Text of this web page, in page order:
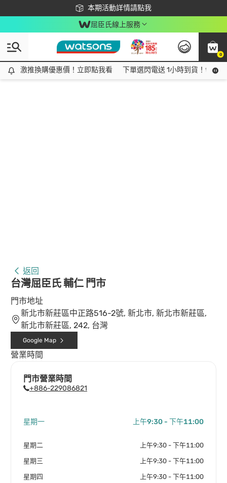
本期活動詳情請點我
下載app最高回饋$350
屈臣氏線上服務
0
激推換購優惠價！立即點我看
激推換購優惠價！立即點我看 下單選閃電送 1小時到貨！領神
返回
台灣屈臣氏 輔仁 門市
門市地址
新北市新莊區中正路516-2號, 新北市, 新北市新莊區,
新北市新莊區, 242, 台灣
Google Map
營業時間
門市營業時間
+886-229086821
星期一 上午9:30 - 下午11:00
星期二 上午9:30 - 下午11:00
星期三 上午9:30 - 下午11:00
星期四 上午9:30 - 下午11:00